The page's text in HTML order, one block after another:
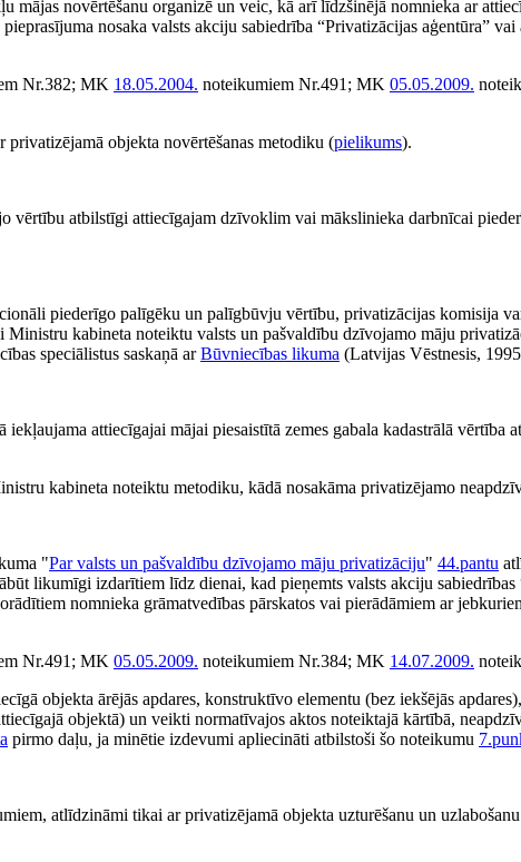
novērtēšanu organizē un veic, kā arī līdzšinējā nomnieka ar
nosaka valsts akciju sabiedrība “Privatizācijas aģentūra”
Nr.382; MK 18.05.2004. noteikumiem Nr.491; MK 05.05.2009.
objekta novērtēšanas metodiku (pielikums).
atbilstīgi attiecīgajam dzīvoklim vai mākslinieka darbnīcai
piederīgo palīgēku un palīgbūvju vērtību, privatizācijas komisija
kabineta noteiktu valsts un pašvaldību dzīvojamo māju
speciālistus saskaņā arBūvniecības likuma (Latvijas Vēstnesis,
attiecīgajai mājai piesaistītā zemes gabala kadastrālā vērtība
kabineta noteiktu metodiku, kādā nosakāma privatizējamo
"Par valsts un pašvaldību dzīvojamo māju privatizāciju" 44.pantu
likumīgi izdarītiem līdz dienai, kad pieņemts valsts akciju sabiedrības
nomnieka grāmatvedības pārskatos vai pierādāmiem ar
Nr.491; MK 05.05.2009. noteikumiem Nr.384; MK 14.07.2009.
objekta ārējās apdares, konstruktīvo elementu (bez iekšējās
objektā) un veikti normatīvajos aktos noteiktajā kārtībā,
pirmo daļu, ja minētie izdevumi apliecināti atbilstoši šo noteikumu
atlīdzināmi tikai ar privatizējamā objekta uzturēšanu un